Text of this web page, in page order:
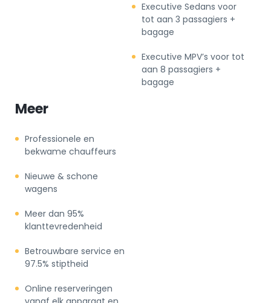
Executive Sedans voor
tot aan 3 passagiers +
bagage
Executive MPV’s voor tot
aan 8 passagiers +
bagage
Meer
Professionele en
bekwame chauffeurs
Nieuwe & schone
wagens
Meer dan 95%
klanttevredenheid
Betrouwbare service en
97.5% stiptheid
Online reserveringen